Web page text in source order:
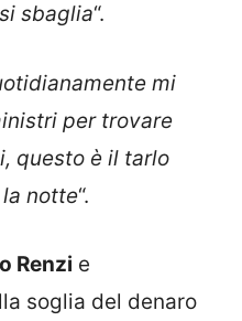
sbaglia“.
mi
per trovare
questo è il tarlo
notte“.
Renzi e
soglia del denaro